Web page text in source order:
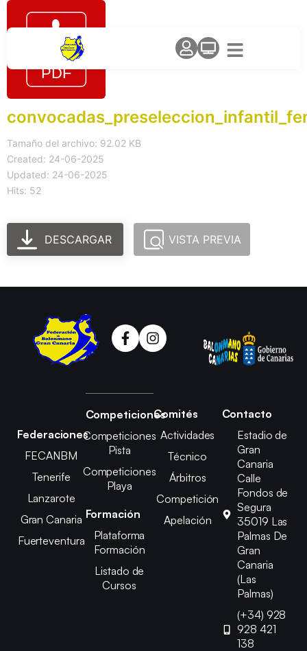
Tamaño del archivo: 92.02 KB
Created: 24-06-2025
Updated: 24-06-2025
Hits: 52
DESCARGAR VISTA PREVIA
Federaciones
FECANBM
Tenerife
Lanzarote
Gran Canaria
Fuerteventura
Competiciones
Competiciones
Pista
Competiciones
Playa
Formación
Plataforma
Formación
Listado de
Cursos
Comités
Actividades
Técnico
Árbitros
Competición
Apelación
Contacto
Estadio de
Gran
Canaria
Calle
Fondos de
Segura
35019 Las
Palmas De
Gran
Canaria
(Las
Palmas)
(+34) 928
928 421
138